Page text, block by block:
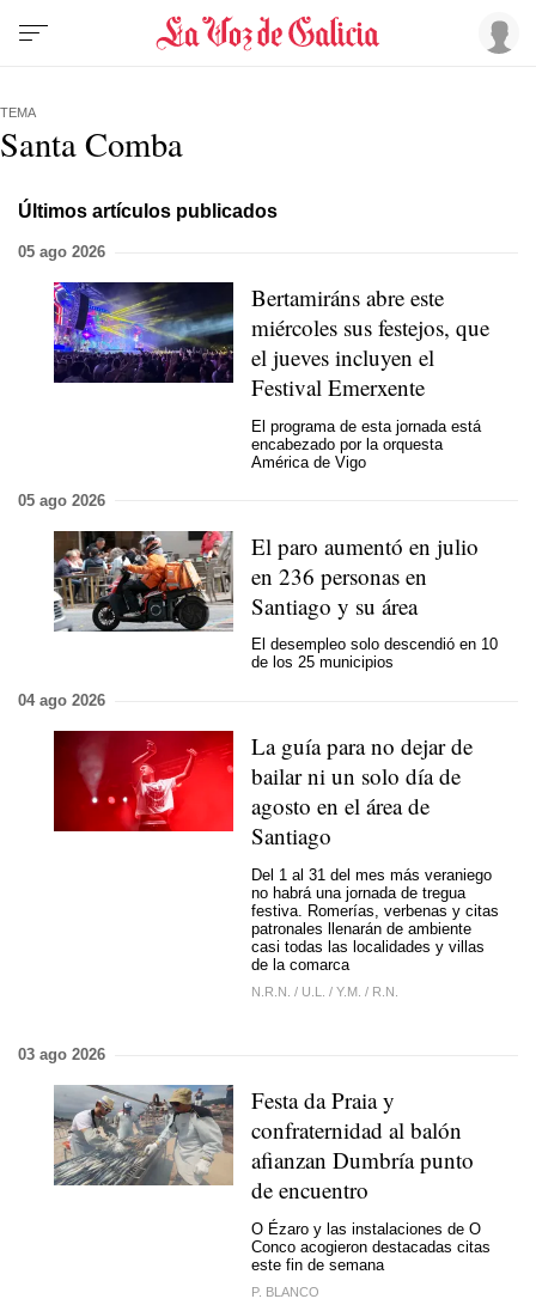
TEMA
Santa Comba
Últimos artículos publicados
05 ago 2026
Bertamiráns abre este
miércoles sus festejos, que
el jueves incluyen el
Festival Emerxente
El programa de esta jornada está
encabezado por la orquesta
América de Vigo
05 ago 2026
El paro aumentó en julio
en 236 personas en
Santiago y su área
El desempleo solo descendió en 10
de los 25 municipios
04 ago 2026
La guía para no dejar de
bailar ni un solo día de
agosto en el área de
Santiago
Del 1 al 31 del mes más veraniego
no habrá una jornada de tregua
festiva. Romerías, verbenas y citas
patronales llenarán de ambiente
casi todas las localidades y villas
de la comarca
N.R.N. / U.L. / Y.M. / R.N.
03 ago 2026
Festa da Praia y
confraternidad al balón
afianzan Dumbría punto
de encuentro
O Ézaro y las instalaciones de O
Conco acogieron destacadas citas
este fin de semana
P. BLANCO